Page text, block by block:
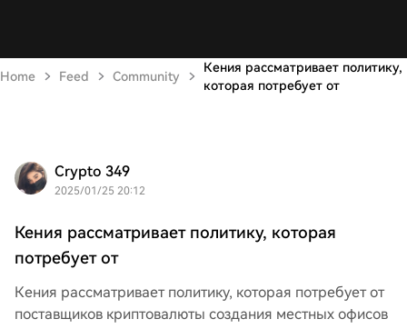
Home Feed Community
Кения рассматривает политику,
которая потребует от
Crypto 349
2025/01/25 20:12
Кения рассматривает политику, которая
потребует от
Кения рассматривает политику, которая потребует от
поставщиков криптовалюты создания местных офисов